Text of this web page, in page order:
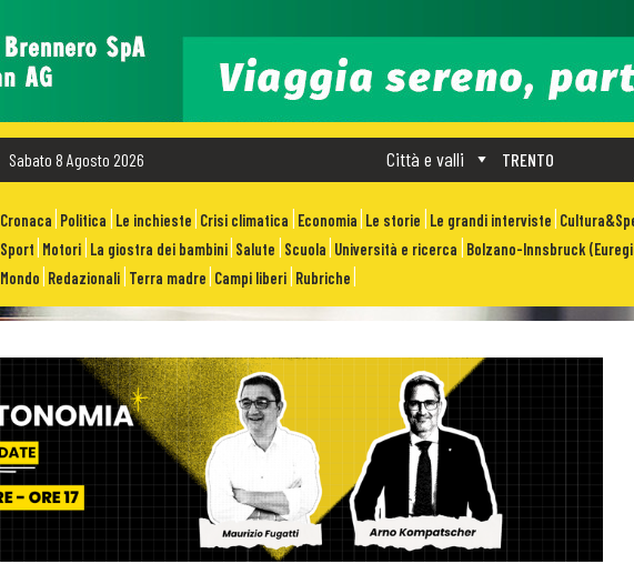
Sabato 8 Agosto 2026 TRENTO
Città e valli
Cronaca Politica Le inchieste Crisi climatica Economia Le storie Le grandi interviste
Sport Motori La giostra dei bambini Salute Scuola Università e ricerca Bolzano-Innsbruck
Mondo Redazionali Terra madre Campi liberi Rubriche